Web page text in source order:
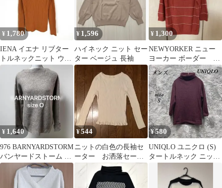
¥ 1,780
IENA イエナ リブター
トルネックニット ウー
ル100％ オレンジ
¥ 1,596
ハイネック ニット セー
ター ベージュ 長袖
¥ 1,300
NEWYORKER ニュー
ヨーカー ボーダー 春
秋 ニット
¥ 1,640
976 BARNYARDSTORM
バンヤードストーム ニ
ット セーター S
¥544
ニットの白色の長袖セ
ーター お洒落セータ
ー レディース 大特
価 最安値
¥580
UNIQLO ユニクロ (S)
タートルネック ニット